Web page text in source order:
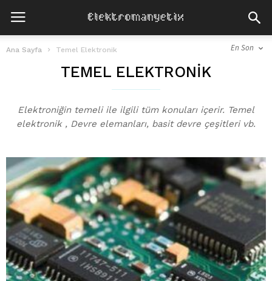
Ana Sayfa Temel Elektronik En Son
TEMEL ELEKTRONIK
Elektroniğin temeli ile ilgili tüm konuları içerir. Temel
elektronik , Devre elemanları, basit devre çeşitleri vb.